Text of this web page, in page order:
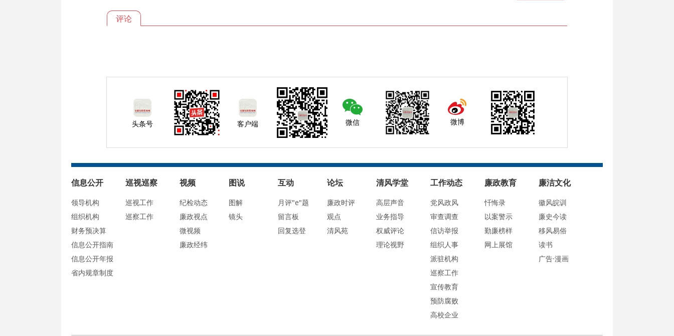
评论
头条号 客户端 微信 微博
信息公开
领导机构
组织机构
财务预决算
信息公开指南
信息公开年报
省内规章制度
巡视巡察
巡视工作
巡察工作
视频
纪检动态
廉政视点
微视频
廉政经纬
图说
图解
镜头
互动
月评"e"题
留言板
回复选登
论坛
廉政时评
观点
清风苑
清风学堂
高层声音
业务指导
权威评论
理论视野
工作动态
党风政风
审查调查
信访举报
组织人事
派驻机构
巡察工作
宣传教育
预防腐败
高校企业
廉政教育
忏悔录
以案警示
勤廉榜样
网上展馆
廉洁文化
徽风皖训
廉史今读
移风易俗
读书
广告·漫画